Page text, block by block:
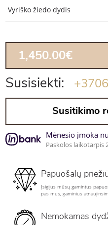
Vyriško žiedo dydis
1,450.00€
Susisiekti:
Susitikimo
Mėnesio įmoka
Paskolos laikotarpis
Papuošalų
Įsigijus mūsų gamintus
pas mus, gaminius
Nemokamas